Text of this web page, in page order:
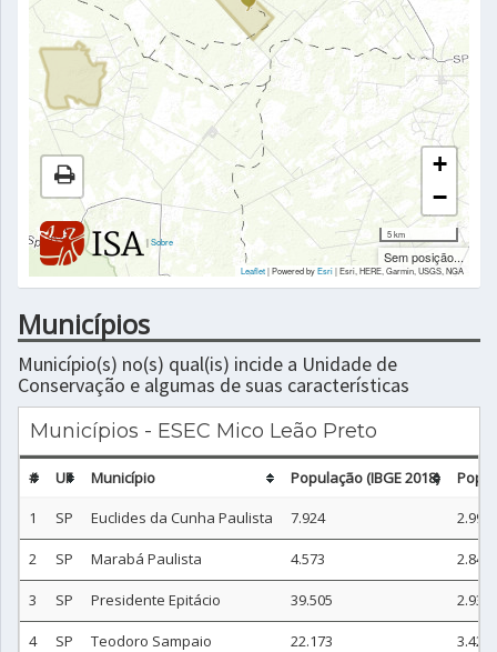
|Sobre
+
−
5 km
Sem posição...
Leaflet| Powered byEsri|Esri, HERE, Garmin, USGS, NGA
Municípios
Município(s) no(s) qual(is) incide a Unidade de
Conservação e algumas de suas características
Municípios - ESEC Mico Leão Preto
# UF Município População (IBGE 2018)
1
SP Euclides da Cunha Paulista 7.924 2.991
2 SP Marabá Paulista 4.573 2.848
3 SP Presidente Epitácio 39.505 2.936
4 SP Teodoro Sampaio 22.173 3.427